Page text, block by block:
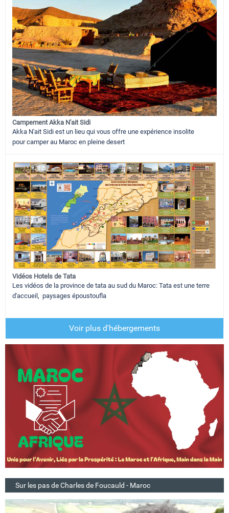
Campement Akka N'ait Sidi
Akka N'ait Sidi est un lieu qui vous offre une expérience insolite
pour camper au Maroc en pleine desert
Vidéos Hotels de Tata
Les vidéos de la province de tata au sud du Maroc: Tata est une terre
d'accueil, paysages époustoufla
Voir plus d'hébergements
Sur les pas de Charles de Foucauld - Maroc